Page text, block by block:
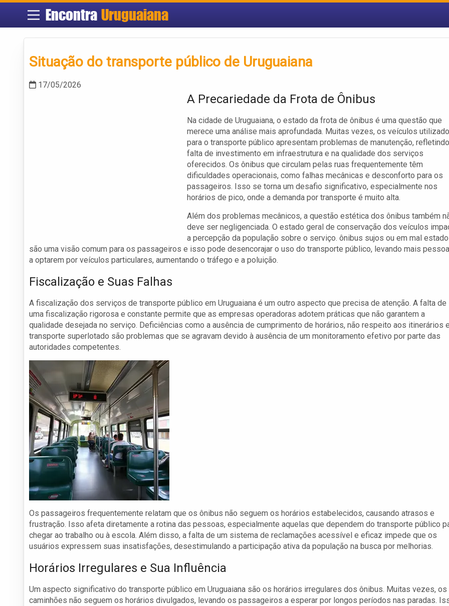
Encontra Uruguaiana
Situação do transporte público de Uruguaiana
17/05/2026
A Precariedade da Frota de Ônibus
Na cidade de Uruguaiana, o estado da frota de ônibus é uma questão que
merece uma análise mais aprofundada. Muitas vezes, os veículos
para o transporte público apresentam problemas de manutenção,
falta de investimento em infraestrutura e na qualidade dos serviços
oferecidos. Os ônibus que circulam pelas ruas frequentemente têm
dificuldades operacionais, como falhas mecânicas e desconforto para os
passageiros. Isso se torna um desafio significativo, especialmente nos
horários de pico, onde a demanda por transporte é muito alta.
Além dos problemas mecânicos, a questão estética dos ônibus também
deve ser negligenciada. O estado geral de conservação dos veículos
a percepção da população sobre o serviço. ônibus sujos ou em mal estado
são uma visão comum para os passageiros e isso pode desencorajar o uso do transporte público, levando mais
a optarem por veículos particulares, aumentando o tráfego e a poluição.
Fiscalização e Suas Falhas
A fiscalização dos serviços de transporte público em Uruguaiana é um outro aspecto que precisa de atenção. A falta de
uma fiscalização rigorosa e constante permite que as empresas operadoras adotem práticas que não garantem a
qualidade desejada no serviço. Deficiências como a ausência de cumprimento de horários, não respeito aos itinerários
transporte superlotado são problemas que se agravam devido à ausência de um monitoramento efetivo por parte das
autoridades competentes.
Os passageiros frequentemente relatam que os ônibus não seguem os horários estabelecidos, causando atrasos e
frustração. Isso afeta diretamente a rotina das pessoas, especialmente aquelas que dependem do transporte público
chegar ao trabalho ou à escola. Além disso, a falta de um sistema de reclamações acessível e eficaz impede que os
usuários expressem suas insatisfações, desestimulando a participação ativa da população na busca por melhorias.
Horários Irregulares e Sua Influência
Um aspecto significativo do transporte público em Uruguaiana são os horários irregulares dos ônibus. Muitas vezes, os
caminhões não seguem os horários divulgados, levando os passageiros a esperar por longos períodos nas paradas.